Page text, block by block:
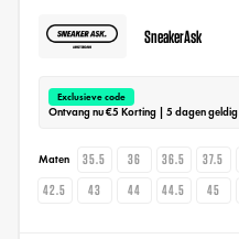
SneakerAsk
Exclusieve code
Ontvang nu €5 Korting | 5 dagen geldig
Maten 35.5 36 36.5 37.5
42.5
43 44 44.5 45